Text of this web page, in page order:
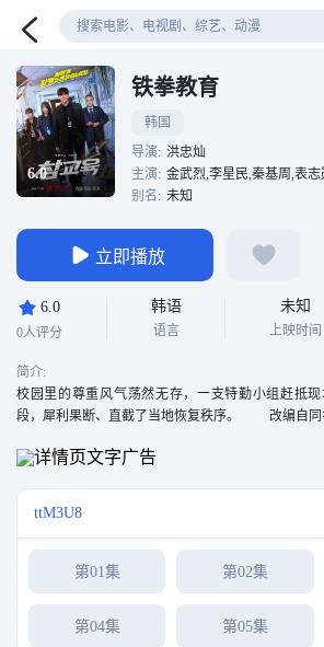
6.0
铁拳教育
韩国
导演: 洪忠灿
主演: 金武烈,李星民,秦基周,表志
别名: 未知
立即播放
6.0
0人评分
韩语
语言
未知
上映时间
简介:
校园里的尊重风气荡然无存，一支特勤小组赶抵
段，犀利果断、直截了当地恢复秩序。 改编自同
ttM3U8
第01集 第02集
第04集 第05集